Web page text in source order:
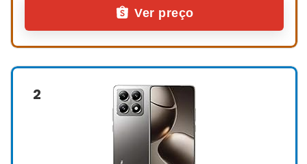
Ver preço
2